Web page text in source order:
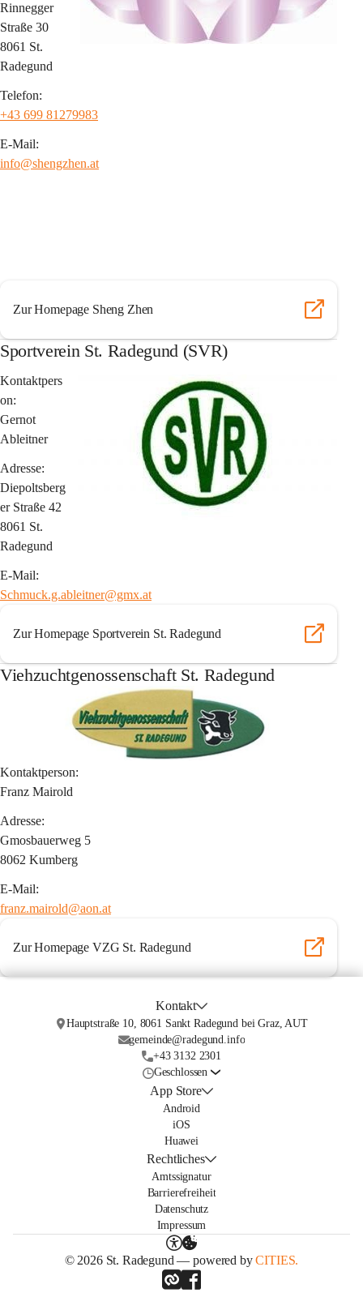
Rinnegger
Straße 30
8061 St.
Radegund
Telefon:
+43 699 81279983
E-Mail:
info@shengzhen.at
Zur Homepage Sheng Zhen
Sportverein St. Radegund (SVR)
Kontaktpers
on:
Gernot
Ableitner
Adresse:
Diepoltsberg
er Straße 42
8061 St.
Radegund
E-Mail:
Schmuck.g.ableitner@gmx.at
Zur Homepage Sportverein St. Radegund
Viehzuchtgenossenschaft St. Radegund
Kontaktperson:
Franz Mairold
Adresse:
Gmosbauerweg 5
8062 Kumberg
E-Mail:
franz.mairold@aon.at
Zur Homepage VZG St. Radegund
Kontakt
Hauptstraße 10, 8061 Sankt Radegund bei Graz, AUT
gemeinde@radegund.info
+43 3132 2301
Geschlossen
App Store
Android
iOS
Huawei
Rechtliches
Amtssignatur
Barrierefreiheit
Datenschutz
Impressum
© 2026 St. Radegund — powered byCITIES.